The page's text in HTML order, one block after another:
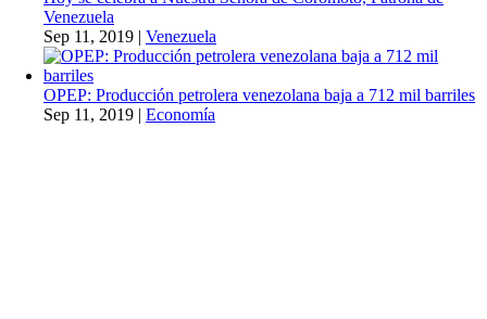
Venezuela
Sep 11, 2019 | Venezuela
OPEP: Producción petrolera venezolana baja a 712 mil barriles
Sep 11, 2019 | Economía